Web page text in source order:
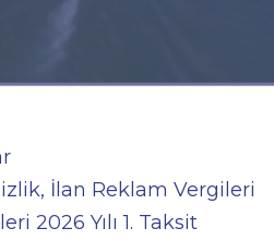
İlan Reklam Vergileri
2026 Yılı 1. Taksit